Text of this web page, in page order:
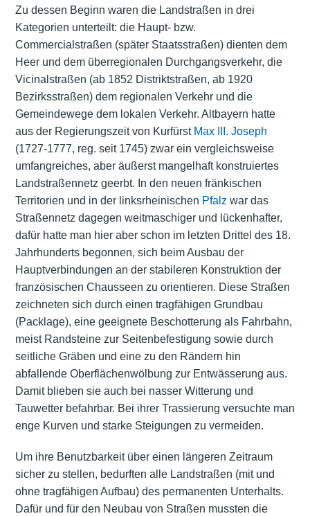
Zu dessen Beginn waren die Landstraßen in drei
Kategorien unterteilt: die Haupt- bzw.
Commercialstraßen (später Staatsstraßen) dienten dem
Heer und dem überregionalen Durchgangsverkehr, die
Vicinalstraßen (ab 1852 Distriktstraßen, ab 1920
Bezirksstraßen) dem regionalen Verkehr und die
Gemeindewege dem lokalen Verkehr. Altbayern hatte
aus der Regierungszeit von Kurfürst Max III. Joseph
(1727-1777, reg. seit 1745) zwar ein vergleichsweise
umfangreiches, aber äußerst mangelhaft konstruiertes
Landstraßennetz geerbt. In den neuen fränkischen
Territorien und in der linksrheinischen Pfalzwar das
Straßennetz dagegen weitmaschiger und lückenhafter,
dafür hatte man hier aber schon im letzten Drittel des 18.
Jahrhunderts begonnen, sich beim Ausbau der
Hauptverbindungen an der stabileren Konstruktion der
französischen Chausseen zu orientieren. Diese Straßen
zeichneten sich durch einen tragfähigen Grundbau
(Packlage), eine geeignete Beschotterung als Fahrbahn,
meist Randsteine zur Seitenbefestigung sowie durch
seitliche Gräben und eine zu den Rändern hin
abfallende Oberflächenwölbung zur Entwässerung aus.
Damit blieben sie auch bei nasser Witterung und
Tauwetter befahrbar. Bei ihrer Trassierung versuchte man
enge Kurven und starke Steigungen zu vermeiden.
Um ihre Benutzbarkeit über einen längeren Zeitraum
sicher zu stellen, bedurften alle Landstraßen (mit und
ohne tragfähigen Aufbau) des permanenten Unterhalts.
Dafür und für den Neubau von Straßen mussten die